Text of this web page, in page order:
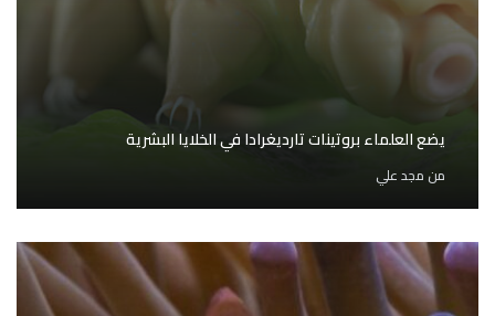
يضع العلماء بروتينات تارديغرادا في الخلايا البشرية
من مجد علي